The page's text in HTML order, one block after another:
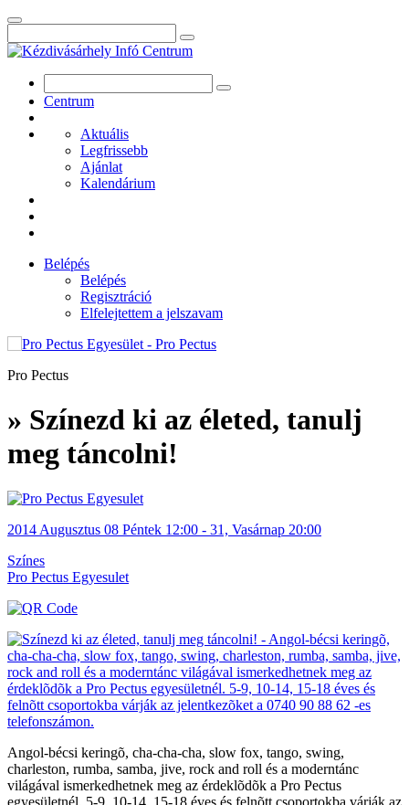
Centrum
Aktuális
Legfrissebb
Ajánlat
Kalendárium
Belépés
Belépés
Regisztráció
Elfelejtettem a jelszavam
Pro Pectus
» Színezd ki az életed, tanulj
meg táncolni!
2014 Augusztus 08 Péntek 12:00 - 31, Vasárnap 20:00
Színes
Pro Pectus Egyesulet
Angol-bécsi keringõ, cha-cha-cha, slow fox, tango, swing,
charleston, rumba, samba, jive, rock and roll és a moderntánc
világával ismerkedhetnek meg az érdeklõdõk a Pro Pectus
egyesületnél. 5-9, 10-14, 15-18 éves és felnõtt csoportokba várják az